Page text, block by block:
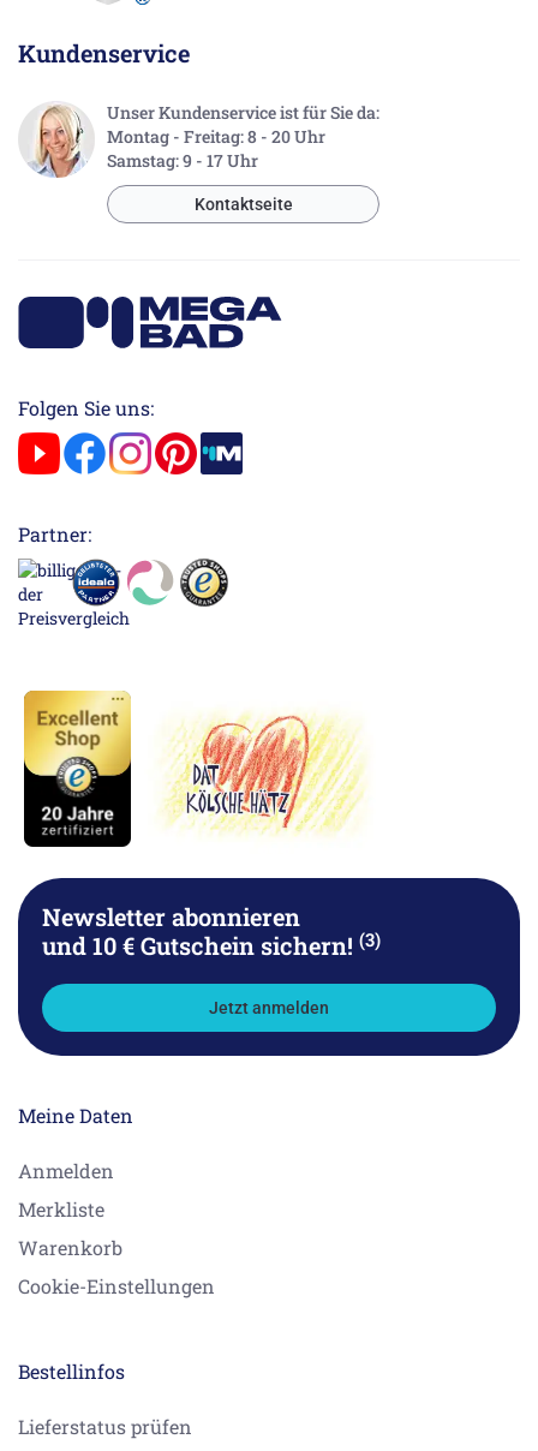
Kundenservice
Unser Kundenservice ist für Sie da:
Montag - Freitag: 8 - 20 Uhr
Samstag: 9 - 17 Uhr
Kontaktseite
Folgen Sie uns:
Partner:
Newsletter abonnieren
und 10 € Gutschein sichern! (3)
Jetzt anmelden
Meine Daten
Anmelden
Merkliste
Warenkorb
Cookie-Einstellungen
Bestellinfos
Lieferstatus prüfen